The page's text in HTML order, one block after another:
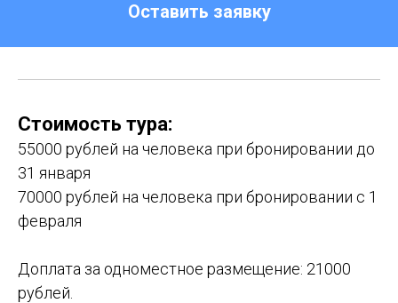
Оставить заявку
Стоимость тура:
55000 рублей на человека при бронировании до
31 января
70000 рублей на человека при бронировании с 1
февраля
Доплата за одноместное размещение: 21000
рублей.